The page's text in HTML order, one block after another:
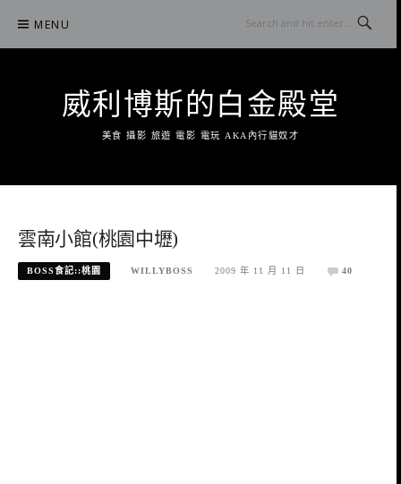
content
MENU
威利博斯的白金殿堂
美食 攝影 旅遊 電影 電玩 AKA內行貓奴才
雲南小館(桃園中壢)
BOSS食記::桃園 WILLYBOSS 2009 年 11 月 11 日 40